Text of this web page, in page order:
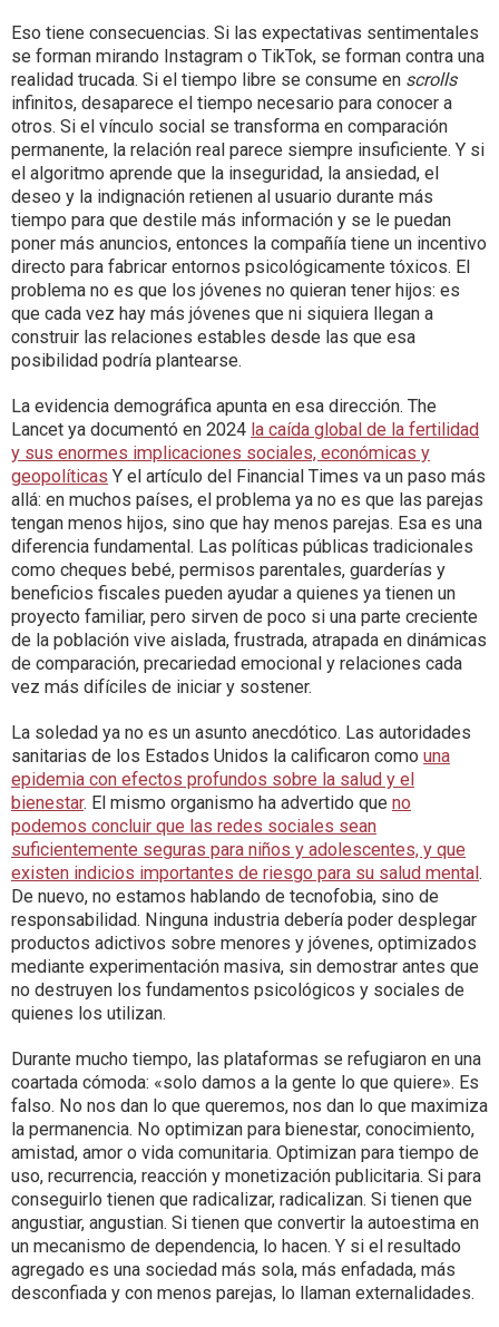
Eso tiene consecuencias. Si las expectativas sentimentales
se forman mirando Instagram o TikTok, se forman contra una
realidad trucada. Si el tiempo libre se consume en scrolls
infinitos, desaparece el tiempo necesario para conocer a
otros. Si el vínculo social se transforma en comparación
permanente, la relación real parece siempre insuficiente. Y si
el algoritmo aprende que la inseguridad, la ansiedad, el
deseo y la indignación retienen al usuario durante más
tiempo para que destile más información y se le puedan
poner más anuncios, entonces la compañía tiene un incentivo
directo para fabricar entornos psicológicamente tóxicos. El
problema no es que los jóvenes no quieran tener hijos: es
que cada vez hay más jóvenes que ni siquiera llegan a
construir las relaciones estables desde las que esa
posibilidad podría plantearse.
La evidencia demográfica apunta en esa dirección. The
Lancet ya documentó en 2024 la caída global de la fertilidad
y sus enormes implicaciones sociales, económicas y
geopolíticas Y el artículo del Financial Times va un paso más
allá: en muchos países, el problema ya no es que las parejas
tengan menos hijos, sino que hay menos parejas. Esa es una
diferencia fundamental. Las políticas públicas tradicionales
como cheques bebé, permisos parentales, guarderías y
beneficios fiscales pueden ayudar a quienes ya tienen un
proyecto familiar, pero sirven de poco si una parte creciente
de la población vive aislada, frustrada, atrapada en dinámicas
de comparación, precariedad emocional y relaciones cada
vez más difíciles de iniciar y sostener.
La soledad ya no es un asunto anecdótico. Las autoridades
sanitarias de los Estados Unidos la calificaron como una
epidemia con efectos profundos sobre la salud y el
bienestar. El mismo organismo ha advertido que no
podemos concluir que las redes sociales sean
suficientemente seguras para niños y adolescentes, y que
existen indicios importantes de riesgo para su salud mental .
De nuevo, no estamos hablando de tecnofobia, sino de
responsabilidad. Ninguna industria debería poder desplegar
productos adictivos sobre menores y jóvenes, optimizados
mediante experimentación masiva, sin demostrar antes que
no destruyen los fundamentos psicológicos y sociales de
quienes los utilizan.
Durante mucho tiempo, las plataformas se refugiaron en una
coartada cómoda: «solo damos a la gente lo que quiere». Es
falso. No nos dan lo que queremos, nos dan lo que maximiza
la permanencia. No optimizan para bienestar, conocimiento,
amistad, amor o vida comunitaria. Optimizan para tiempo de
uso, recurrencia, reacción y monetización publicitaria. Si para
conseguirlo tienen que radicalizar, radicalizan. Si tienen que
angustiar, angustian. Si tienen que convertir la autoestima en
un mecanismo de dependencia, lo hacen. Y si el resultado
agregado es una sociedad más sola, más enfadada, más
desconfiada y con menos parejas, lo llaman externalidades.